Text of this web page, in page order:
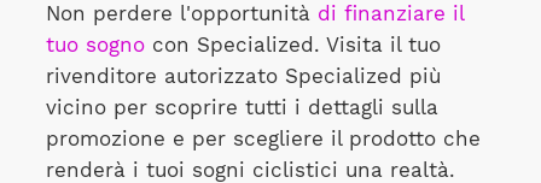
Non perdere l'opportunità di finanziare il
tuo sognocon Specialized. Visita il tuo
rivenditore autorizzato Specialized più
vicino per scoprire tutti i dettagli sulla
promozione e per scegliere il prodotto che
renderà i tuoi sogni ciclistici una realtà.